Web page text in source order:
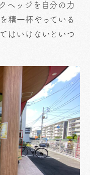
ヘッジを自分の力
精一杯やっている
はいけないといつ